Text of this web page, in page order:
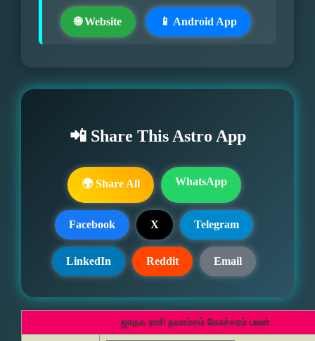
🌐 Website 📱 Android App
📲 Share This Astro App
🌍 Share All WhatsApp
Facebook X Telegram
LinkedIn Reddit Email
ஜாதக ராசி நவாம்சம் கோச்சரம் பலன்